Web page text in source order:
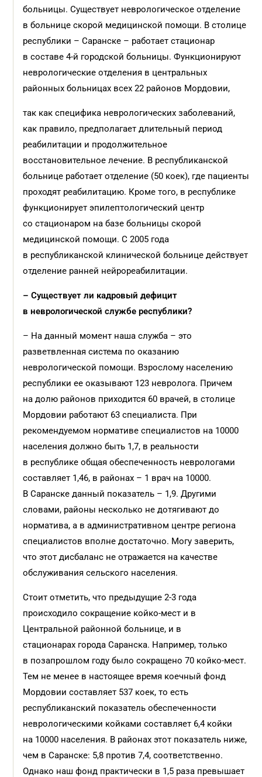
больницы. Существует неврологическое отделение
в больнице скорой медицинской помощи. В столице
республики – Саранске – работает стационар
в составе 4-й городской больницы. Функционируют
неврологические отделения в центральных
районных больницах всех 22 районов Мордовии,
так как специфика неврологических заболеваний,
как правило, предполагает длительный период
реабилитации и продолжительное
восстановительное лечение. В республиканской
больнице работает отделение (50 коек), где пациенты
проходят реабилитацию. Кроме того, в республике
функционирует эпилептологический центр
со стационаром на базе больницы скорой
медицинской помощи. С 2005 года
в республиканской клинической больнице действует
отделение ранней нейрореабилитации.
– Существует ли кадровый дефицит
в неврологической службе республики?
– На данный момент наша служба – это
разветвленная система по оказанию
неврологической помощи. Взрослому населению
республики ее оказывают 123 невролога. Причем
на долю районов приходится 60 врачей, в столице
Мордовии работают 63 специалиста. При
рекомендуемом нормативе специалистов на 10000
населения должно быть 1,7, в реальности
в республике общая обеспеченность неврологами
составляет 1,46, в районах – 1 врач на 10000.
В Саранске данный показатель – 1,9. Другими
словами, районы несколько не дотягивают до
норматива, а в административном центре региона
специалистов вполне достаточно. Могу заверить,
что этот дисбаланс не отражается на качестве
обслуживания сельского населения.
Стоит отметить, что предыдущие 2-3 года
происходило сокращение койко-мест и в
Центральной районной больнице, и в
стационарах города Саранска. Например, только
в позапрошлом году было сокращено 70 койко-мест.
Тем не менее в настоящее время коечный фонд
Мордовии составляет 537 коек, то есть
республиканский показатель обеспеченности
неврологическими койками составляет 6,4 койки
на 10000 населения. В районах этот показатель ниже,
чем в Саранске: 5,8 против 7,4, соответственно.
Однако наш фонд практически в 1,5 раза превышает